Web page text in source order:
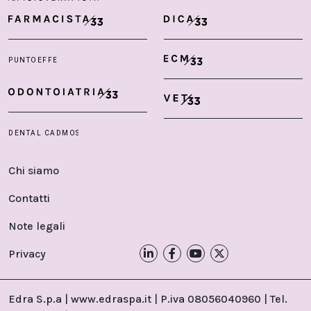
Chi siamo
Contatti
Note legali
Privacy
Edra S.p.a | www.edraspa.it | P.iva 08056040960 | Tel.